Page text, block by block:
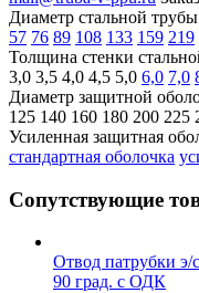
Диаметр стальной трубы
57 76 89 108 133 159 219
Толщина стенки
3,0 3,5 4,0 4,5 5,0 6,0 7,0
Диаметр защитной
125 140 160 180 200 225
Усиленная защитная
стандартная оболочка
Сопутствующие
Отвод патрубки
90 град. с ОДК